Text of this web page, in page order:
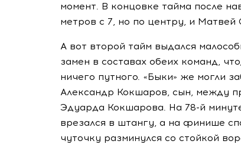
момент. В концовке тайма после
метров с 7, но по центру, и
А вот второй тайм выдался
замен в составах обеих команд,
ничего путного. «Быки» же могли
Александр Кокшаров, сын, между
Эдуарда Кокшарова. На 78-й
врезался в штангу, а на финише
чуточку разминулся со стойкой